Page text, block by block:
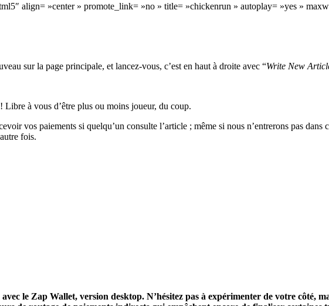
align= »center » promote_link= »no » title= »chickenrun » autoplay= »yes »
sur la page principale, et lancez-vous, c’est en haut à droite avec “Write New
à vous d’être plus ou moins joueur, du coup.
vos paiements si quelqu’un consulte l’article ; même si nous n’entrerons pas dans
fois.
le Zap Wallet, version desktop. N’hésitez pas à expérimenter de votre côté,